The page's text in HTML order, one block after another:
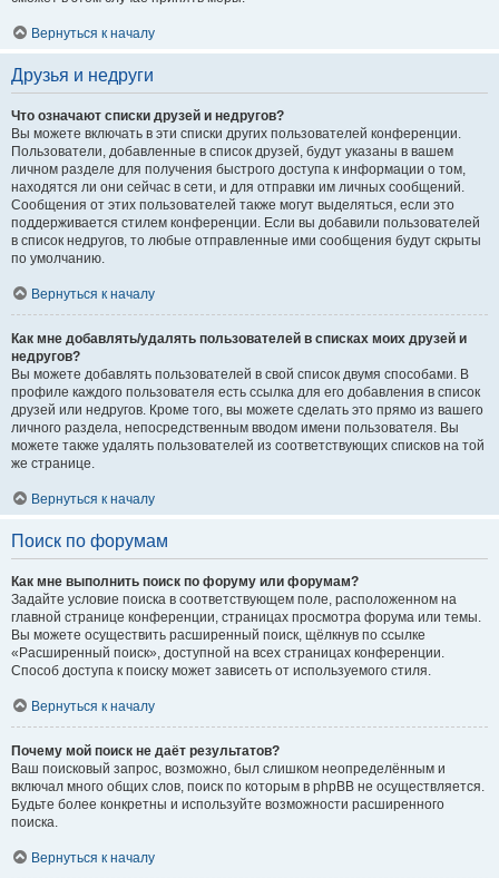
Вернуться к началу
Друзья и недруги
Что означают списки друзей и недругов?
Вы можете включать в эти списки других пользователей конференции.
Пользователи, добавленные в список друзей, будут указаны в вашем
личном разделе для получения быстрого доступа к информации о том,
находятся ли они сейчас в сети, и для отправки им личных сообщений.
Сообщения от этих пользователей также могут выделяться, если это
поддерживается стилем конференции. Если вы добавили пользователей
в список недругов, то любые отправленные ими сообщения будут скрыты
по умолчанию.
Вернуться к началу
Как мне добавлять/удалять пользователей в списках моих друзей и
недругов?
Вы можете добавлять пользователей в свой список двумя способами. В
профиле каждого пользователя есть ссылка для его добавления в список
друзей или недругов. Кроме того, вы можете сделать это прямо из вашего
личного раздела, непосредственным вводом имени пользователя. Вы
можете также удалять пользователей из соответствующих списков на той
же странице.
Вернуться к началу
Поиск по форумам
Как мне выполнить поиск по форуму или форумам?
Задайте условие поиска в соответствующем поле, расположенном на
главной странице конференции, страницах просмотра форума или темы.
Вы можете осуществить расширенный поиск, щёлкнув по ссылке
«Расширенный поиск», доступной на всех страницах конференции.
Способ доступа к поиску может зависеть от используемого стиля.
Вернуться к началу
Почему мой поиск не даёт результатов?
Ваш поисковый запрос, возможно, был слишком неопределённым и
включал много общих слов, поиск по которым в phpBB не осуществляется.
Будьте более конкретны и используйте возможности расширенного
поиска.
Вернуться к началу